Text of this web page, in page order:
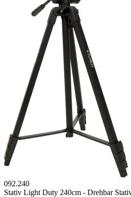
092.240
Stativ Light Duty 240cm - Drehbar